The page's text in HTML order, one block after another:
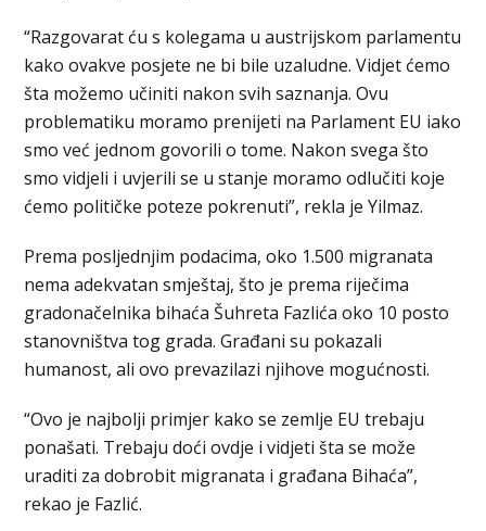
“Razgovarat ću s kolegama u austrijskom parlamentu
kako ovakve posjete ne bi bile uzaludne. Vidjet ćemo
šta možemo učiniti nakon svih saznanja. Ovu
problematiku moramo prenijeti na Parlament EU iako
smo već jednom govorili o tome. Nakon svega što
smo vidjeli i uvjerili se u stanje moramo odlučiti koje
ćemo političke poteze pokrenuti”, rekla je Yilmaz.
Prema posljednjim podacima, oko 1.500 migranata
nema adekvatan smještaj, što je prema riječima
gradonačelnika bihaća Šuhreta Fazlića oko 10 posto
stanovništva tog grada. Građani su pokazali
humanost, ali ovo prevazilazi njihove mogućnosti.
“Ovo je najbolji primjer kako se zemlje EU trebaju
ponašati. Trebaju doći ovdje i vidjeti šta se može
uraditi za dobrobit migranata i građana Bihaća”,
rekao je Fazlić.